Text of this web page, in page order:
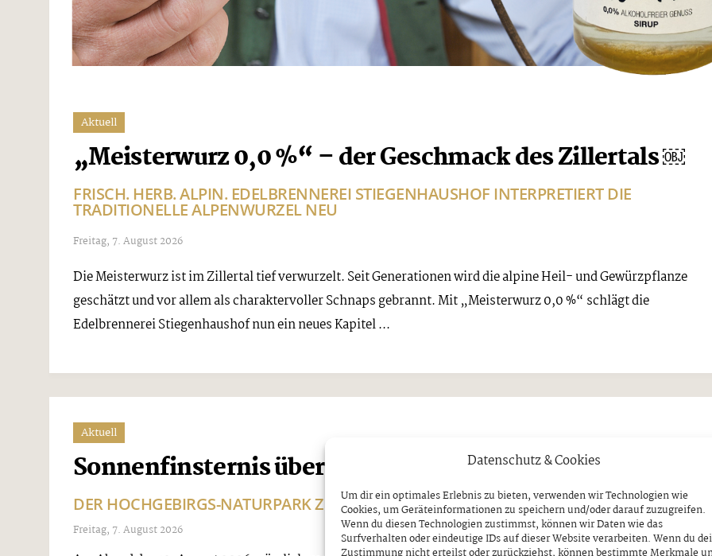
Datenschutz & Cookies
Um dir ein optimales Erlebnis zu bieten, verwenden wir Technologien wie
Cookies, um Geräteinformationen zu speichern und/oder darauf zuzugreifen.
Wenn du diesen Technologien zustimmst, können wir Daten wie das
Surfverhalten oder eindeutige IDs auf dieser Website verarbeiten. Wenn du
Aktuell
„Meisterwurz 0,0 %“ – der Geschmack des Zillertals ￼
FRISCH. HERB. ALPIN. EDELBRENNEREI STIEGENHAUSHOF INTERPRETIERT DIE
TRADITIONELLE ALPENWURZEL NEU
Freitag, 7. August 2026
Die Meisterwurz ist im Zillertal tief verwurzelt. Seit Generationen wird die alpine Heil- und Gewürzpflanze
geschätzt und vor allem als charaktervoller Schnaps gebrannt. Mit „Meisterwurz 0,0 %“ schlägt die
Edelbrennerei Stiegenhaushof nun ein neues Kapitel ...
Aktuell
Sonnenfinsternis über den Zillertaler Alpen am Mi, 12.08.
DER HOCHGEBIRGS-NATURPARK ZILLERTALER ALPEN INFORMIERT
Freitag, 7. August 2026